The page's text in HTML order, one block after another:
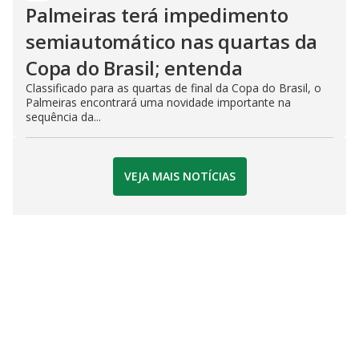
Palmeiras terá impedimento
semiautomático nas quartas da
Copa do Brasil; entenda
Classificado para as quartas de final da Copa do Brasil, o
Palmeiras encontrará uma novidade importante na
sequência da...
VEJA MAIS NOTÍCIAS